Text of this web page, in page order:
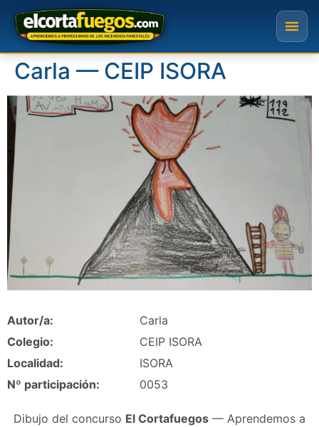
Carla — CEIP ISORA
Autor/a:
Carla
Colegio:
CEIP ISORA
Localidad:
ISORA
Nº participación:
0053
Dibujo del concurso El Cortafuegos — Aprendemos a